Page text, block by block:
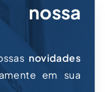
novidades
em sua